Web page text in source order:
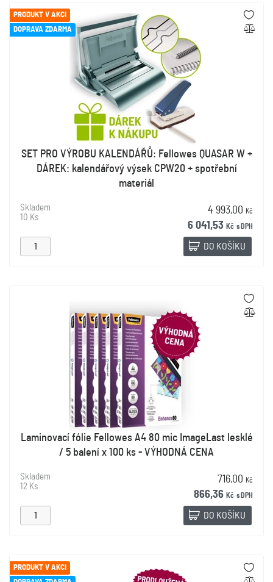
PRODUKT V AKCI
DOPRAVA ZDARMA
SET PRO VÝROBU KALENDÁŘŮ: Fellowes QUASAR W +
DÁREK: kalendářový výsek CPW20 + spotřební
materiál
Skladem
10 Ks
4 993,00 Kč
6 041,53 Kč s DPH
DO KOŠÍKU
Laminovací fólie Fellowes A4 80 mic ImageLast lesklé
/ 5 balení x 100 ks - VÝHODNÁ CENA
Skladem
12 Ks
716,00 Kč
866,36 Kč s DPH
DO KOŠÍKU
PRODUKT V AKCI